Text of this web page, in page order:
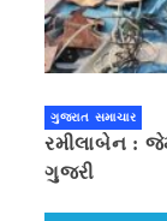
ગુજરાત સમાચાર
રમીલાબેન :
ગુજરી